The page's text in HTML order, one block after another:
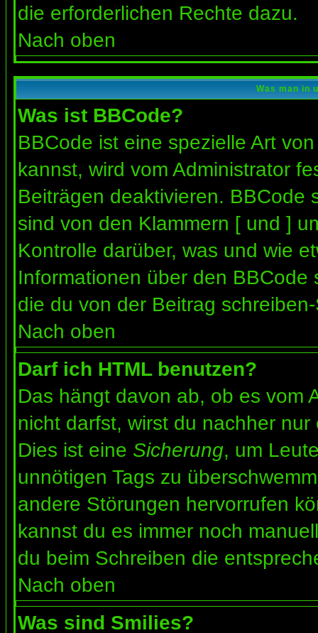
die erforderlichen Rechte dazu.
Nach oben
Was man in
Was ist BBCode?
BBCode ist eine spezielle Art
kannst, wird vom Administrator
Beiträgen deaktivieren. BBCode
sind von den Klammern [ und ]
Kontrolle darüber, was und wie
Informationen über den
die du von der Beitrag
Nach oben
Darf ich HTML benutzen?
Das hängt davon ab, ob es vom
nicht darfst, wirst du nachher
Dies ist eine Sicherung, um
unnötigen Tags zu
andere Störungen hervorrufen
kannst du es immer noch
du beim Schreiben die
Nach oben
Was sind Smilies?